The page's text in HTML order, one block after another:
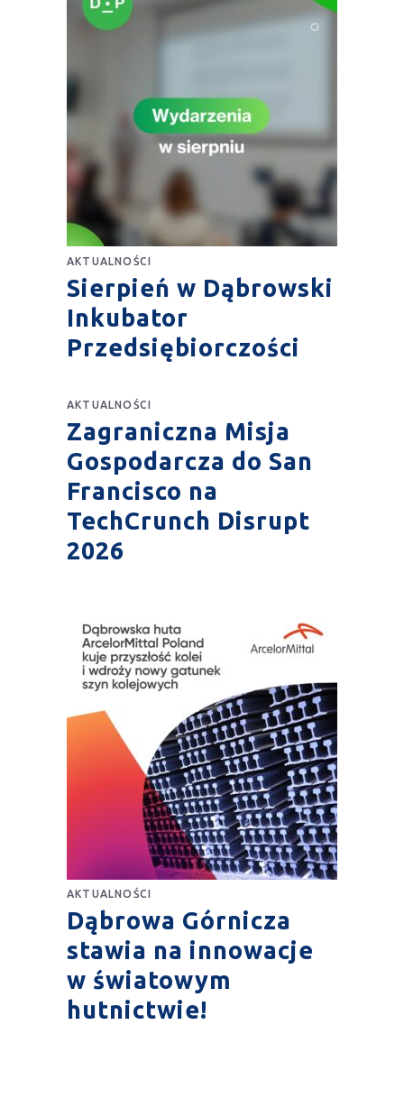
AKTUALNOŚCI
Sierpień w Dąbrowski
Inkubator
Przedsiębiorczości
AKTUALNOŚCI
Zagraniczna Misja
Gospodarcza do San
Francisco na
TechCrunch Disrupt
2026
AKTUALNOŚCI
Dąbrowa Górnicza
stawia na innowacje
w światowym
hutnictwie!